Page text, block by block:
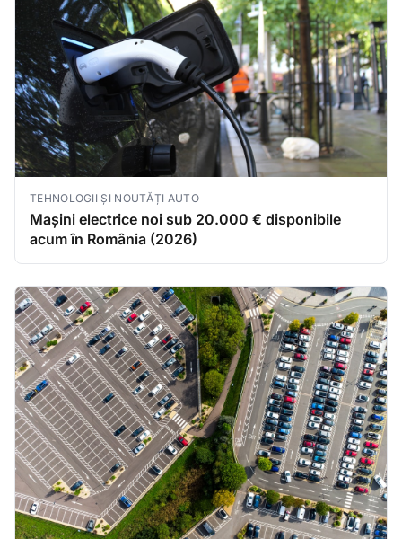
TEHNOLOGII ȘI NOUTĂȚI AUTO
Mașini electrice noi sub 20.000 € disponibile
acum în România (2026)